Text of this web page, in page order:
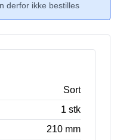
derfor ikke bestilles
Sort
1 stk
210 mm